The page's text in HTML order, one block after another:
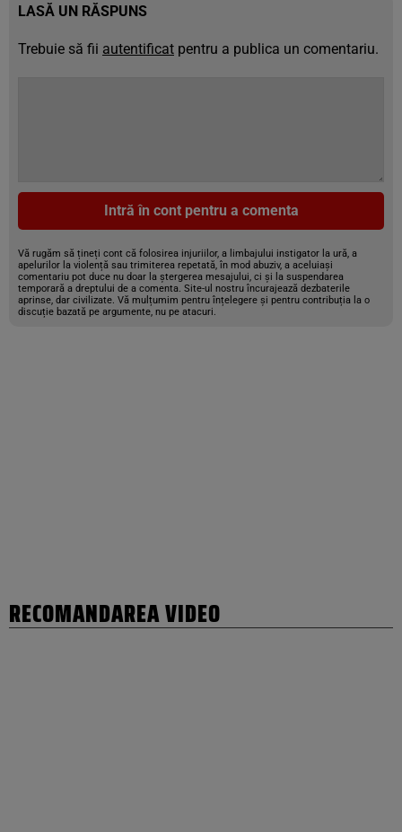
LASĂ UN RĂSPUNS
Trebuie să fii autentificat pentru a publica un comentariu.
Intră în cont pentru a comenta
Vă rugăm să țineți cont că folosirea injuriilor, a limbajului instigator la ură, a
apelurilor la violență sau trimiterea repetată, în mod abuziv, a aceluiași
comentariu pot duce nu doar la ștergerea mesajului, ci și la suspendarea
temporară a dreptului de a comenta. Site-ul nostru încurajează dezbaterile
aprinse, dar civilizate. Vă mulțumim pentru înțelegere și pentru contribuția la o
discuție bazată pe argumente, nu pe atacuri.
RECOMANDAREA VIDEO